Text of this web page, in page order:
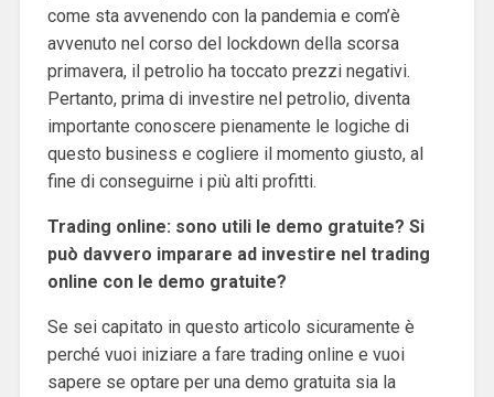
come sta avvenendo con la pandemia e com’è
avvenuto nel corso del lockdown della scorsa
primavera, il petrolio ha toccato prezzi negativi.
Pertanto, prima di investire nel petrolio, diventa
importante conoscere pienamente le logiche di
questo business e cogliere il momento giusto, al
fine di conseguirne i più alti profitti.
Trading online: sono utili le demo gratuite? Si
può davvero imparare ad investire nel trading
online con le demo gratuite?
Se sei capitato in questo articolo sicuramente è
perché vuoi iniziare a fare trading online e vuoi
sapere se optare per una demo gratuita sia la